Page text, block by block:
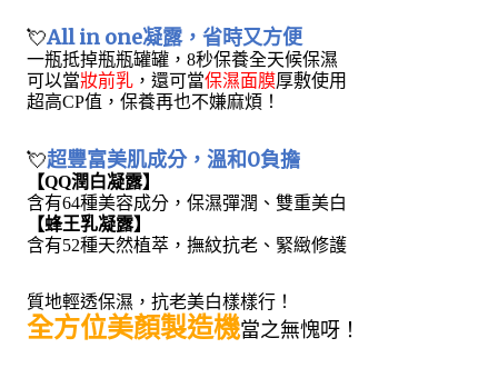
💘All in one凝露，省時又方便
一瓶抵掉瓶瓶罐罐，8秒保養全天候保濕
可以當妝前乳 ，還可當保濕面膜厚敷使用
超高CP值，保養再也不嫌麻煩！
💘超豐富美肌成分，溫和0負擔
【QQ潤白凝露】
含有64種美容成分，保濕彈潤、雙重美白
【蜂王乳凝露】
含有52種天然植萃，撫紋抗老、緊緻修護
質地輕透保濕，抗老美白樣樣行！
全方位美顏製造機當之無愧呀！